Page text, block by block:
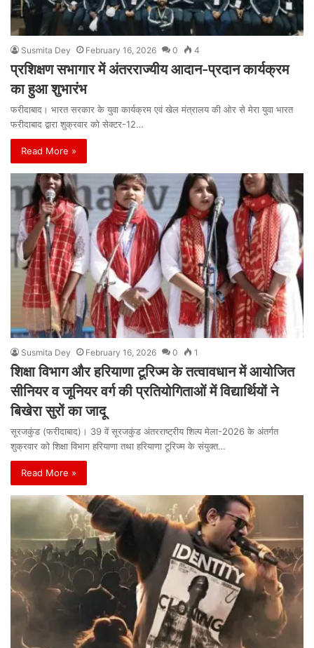
Susmita Dey February 16, 2026 0 4
प्रशिक्षण सभागार में अंतरराज्यीय आदान-प्रदान कार्यक्रम
का हुआ शुभारंभ
फरीदाबाद। भारत सरकार के युवा कार्यक्रम एवं खेल मंत्रालय की ओर से मेरा युवा भारत
फरीदाबाद द्वारा शुक्रवार को सेक्टर-12…
Read More »
Susmita Dey February 16, 2026 0 1
शिक्षा विभाग और हरियाणा टूरिज्म के तत्वावधान में आयोजित
सीनियर व जूनियर वर्ग की प्रतियोगिताओं में विद्यार्थियों ने
बिखेरा सुरों का जादू
सूरजकुंड (फरीदाबाद)। 39 वें सूरजकुंड अंतरराष्ट्रीय शिल्प मेला-2026 के अंतर्गत
शुक्रवार को शिक्षा विभाग हरियाणा तथा हरियाणा टूरिज्म के संयुक्त…
Read More »